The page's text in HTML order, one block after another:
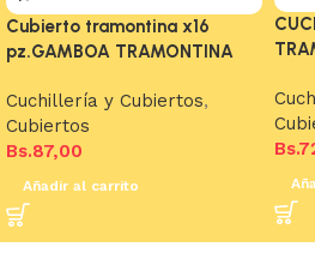
Cubierto tramontina x16
pz.GAMBOA TRAMONTINA
Cuchillería y Cubiertos,
Cubiertos
Bs.87,00
Añadir al carrito
Bs.